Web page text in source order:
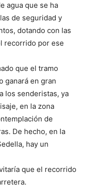
agua que se ha
de seguridad y
dotando con las
recorrido por ese
que el tramo
ganará en gran
los senderistas, ya
en la zona
de
De hecho, en la
hay un
que el recorrido